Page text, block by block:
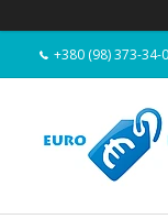
+380 (98) 373-34-